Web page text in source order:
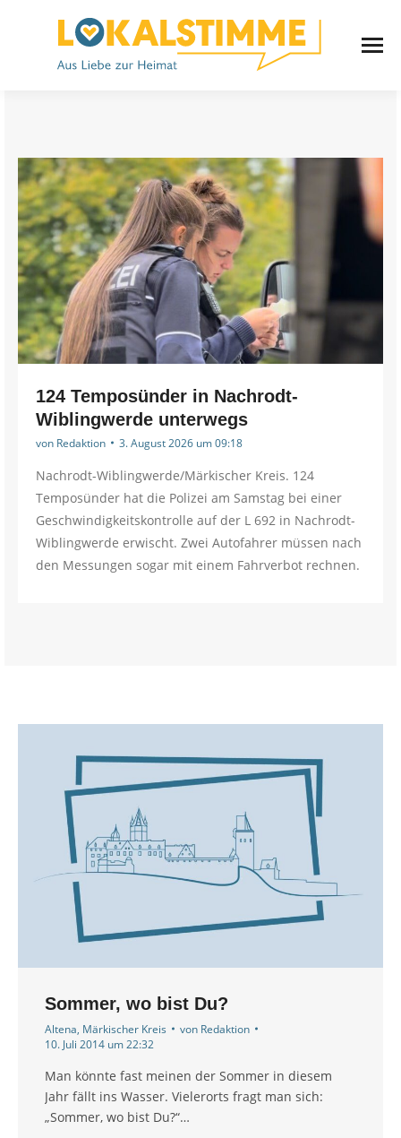
124 Temposünder in Nachrodt-
Wiblingwerde unterwegs
von Redaktion 3. August 2026 um 09:18
Nachrodt-Wiblingwerde/Märkischer Kreis. 124
Temposünder hat die Polizei am Samstag bei einer
Geschwindigkeitskontrolle auf der L 692 in Nachrodt-
Wiblingwerde erwischt. Zwei Autofahrer müssen nach
den Messungen sogar mit einem Fahrverbot rechnen.
Sommer, wo bist Du?
Altena, Märkischer Kreis von Redaktion
10. Juli 2014 um 22:32
Man könnte fast meinen der Sommer in diesem
Jahr fällt ins Wasser. Vielerorts fragt man sich:
„Sommer, wo bist Du?“…